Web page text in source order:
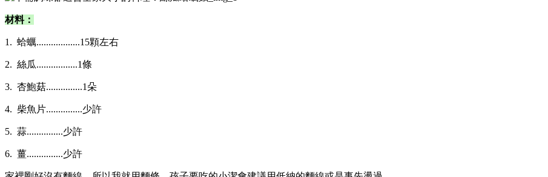
材料：
1. 蛤蠣..................15顆左右
2. 絲瓜.................1條
3. 杏鮑菇...............1朵
4. 柴魚片...............少許
5. 蒜...............少許
6. 薑...............少許